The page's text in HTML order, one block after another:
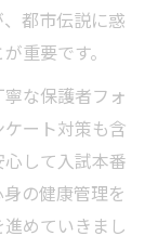
都市伝説に惑
重要です。
な保護者フォ
ート対策も含
して入試本番
の健康管理を
めていきまし